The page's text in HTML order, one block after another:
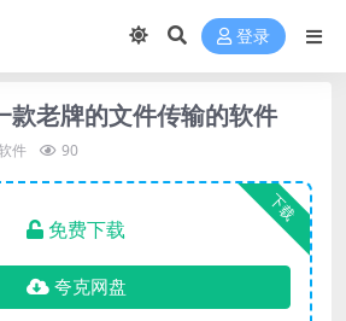
登录
款老牌的文件传输的软件
件 90
下载
免费下载
夸克网盘